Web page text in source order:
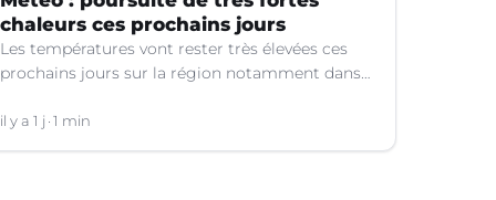
chaleurs ces prochains jours
Les températures vont rester très élevées ces
prochains jours sur la région notamment dans
il y a 1 j 1 min